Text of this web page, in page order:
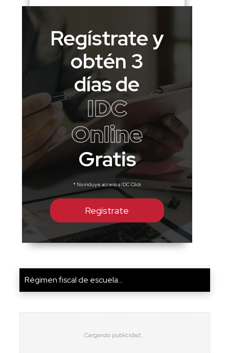
Regístrate y
obtén 3
días de
IDC
Online
Gratis
* No incluye acceso a IDC Click
Regístrate
Régimen fiscal de escuela...